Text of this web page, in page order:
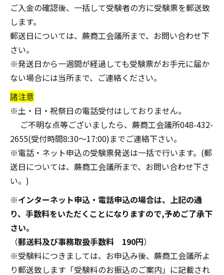
ご入金の確認後、一括して受験者の方に受験票を郵送致
します。
郵送日については、蕨商工会議所まで、お問い合わせ下
さい。
※発送日から一週間が経過しても受験票がお手元に届か
ない場合には当所まで、ご連絡ください。
諸注意
※土・日・祝祭日の電話受付はしておりません。
ご不明な点等ございましたら、蕨商工会議所048-432-
2655(受付時間8:30～17:00)までご連絡下さい。
※電話・ネット申込の受験票発送は一括で行います。(郵
送日については、蕨商工会議所まで、お問い合わせ下さ
い。)
※インターネット申込・電話申込の場合は、上記の通
り、手数料をいただくことになりますので,予めご了承下
さい。
（郵送料及び事務取扱手数料 190円）
※受験料につきましては、お申込み後、蕨商工会議所よ
り郵送致します「受験料のお振込のご案内」に記載され